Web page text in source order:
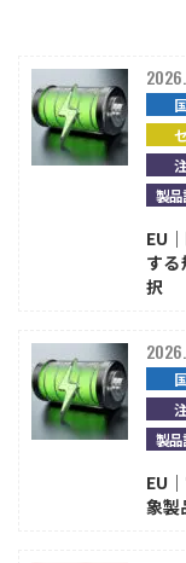
化学物質
製品
EU
す
択
製品
EU
象製